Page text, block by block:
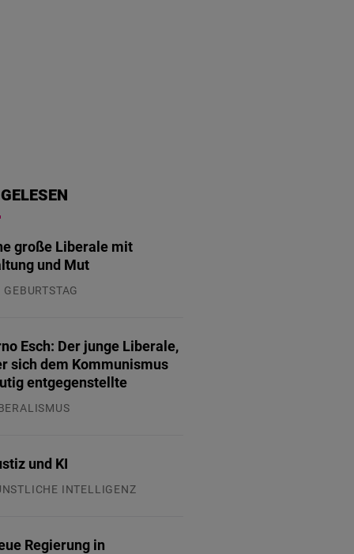
große Liberale mit
und Mut
Esch: Der junge Liberale,
sich dem Kommunismus
entgegenstellte
und KI
INTELLIGENZ
Regierung in